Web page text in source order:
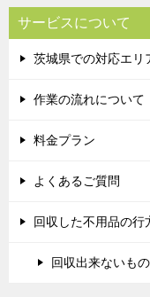
サービスについて
茨城県での対応エリ
作業の流れについて
料金プラン
よくあるご質問
回収した不用品の行
回収出来ないもの